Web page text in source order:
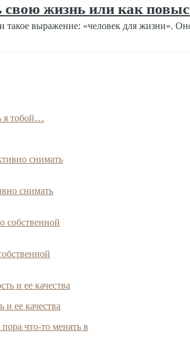
свою жизнь или как
выражение: «человек для жизни».
снимать
и ее качества